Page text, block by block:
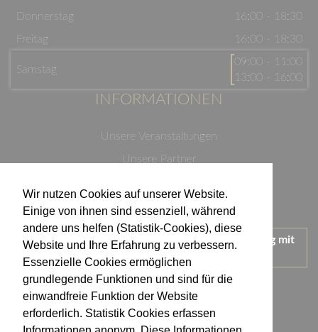
Wir nutzen Cookies auf unserer Website.
Einige von ihnen sind essenziell, während
andere uns helfen (Statistik-Cookies), diese
Website und Ihre Erfahrung zu verbessern.
Essenzielle Cookies ermöglichen
grundlegende Funktionen und sind für die
einwandfreie Funktion der Website
erforderlich. Statistik Cookies erfassen
Donnerstag
16:00 - 18:30
Freitag
16:00 - 18:30
Samstag
09:00 - 11:00
13:00 - 16:00
INFORMATIONEN
Unsere Veranstaltungen
Unsere Partner
Impressum
Wir treten für einen verantwortungsvollen Umgang mit
Alkohol ein.
KONTAKT
Weingut Kistenmacher & Hengerer